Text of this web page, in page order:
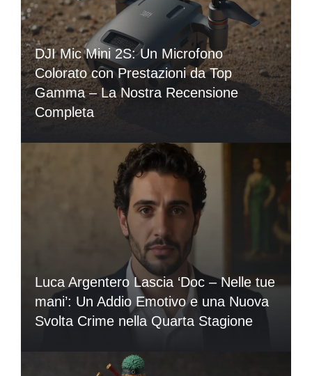
DJI Mic Mini 2S: Un Microfono
Colorato con Prestazioni da Top
Gamma – La Nostra Recensione
Completa
Luca Argentero Lascia ‘Doc – Nelle tue
mani’: Un Addio Emotivo e una Nuova
Svolta Crime nella Quarta Stagione